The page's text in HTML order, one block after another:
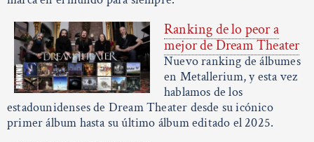
Ranking de lo peor a
mejor de Dream Theater
Nuevo ranking de álbumes
en Metallerium, y esta vez
hablamos de los
estadounidenses de Dream Theater desde su icónico
primer álbum hasta su último álbum editado el 2025.